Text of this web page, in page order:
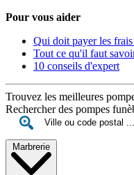
Pour vous aider
Qui doit payer les frais
Tout ce qu'il faut
10 conseils d'expert
Trouvez les meilleures
Rechercher des pompes
Marbrerie